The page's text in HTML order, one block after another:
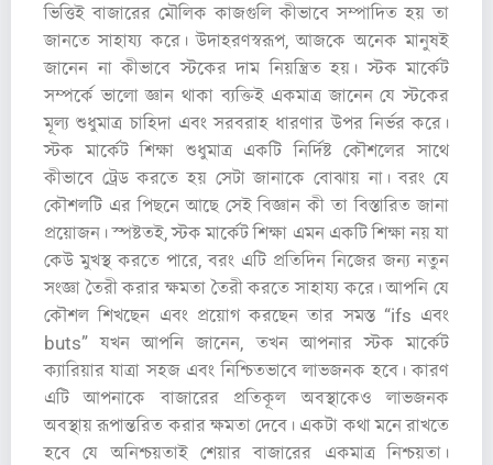
ভিত্তিই বাজারের মৌলিক কাজগুলি কীভাবে সম্পাদিত হয় তা
জানতে সাহায্য করে। উদাহরণস্বরূপ, আজকে অনেক মানুষই
জানেন না কীভাবে স্টকের দাম নিয়ন্ত্রিত হয়। স্টক মার্কেট
সম্পর্কে ভালো জ্ঞান থাকা ব্যক্তিই একমাত্র জানেন যে স্টকের
মূল্য শুধুমাত্র চাহিদা এবং সরবরাহ ধারণার উপর নির্ভর করে।
স্টক মার্কেট শিক্ষা শুধুমাত্র একটি নির্দিষ্ট কৌশলের সাথে
কীভাবে ট্রেড করতে হয় সেটা জানাকে বোঝায় না। বরং যে
কৌশলটি এর পিছনে আছে সেই বিজ্ঞান কী তা বিস্তারিত জানা
প্রয়োজন। স্পষ্টতই, স্টক মার্কেট শিক্ষা এমন একটি শিক্ষা নয় যা
কেউ মুখস্থ করতে পারে, বরং এটি প্রতিদিন নিজের জন্য নতুন
সংজ্ঞা তৈরী করার ক্ষমতা তৈরী করতে সাহায্য করে। আপনি যে
কৌশল শিখছেন এবং প্রয়োগ করছেন তার সমস্ত “ifs এবং
buts” যখন আপনি জানেন, তখন আপনার স্টক মার্কেট
ক্যারিয়ার যাত্রা সহজ এবং নিশ্চিতভাবে লাভজনক হবে। কারণ
এটি আপনাকে বাজারের প্রতিকূল অবস্থাকেও লাভজনক
অবস্থায় রূপান্তরিত করার ক্ষমতা দেবে। একটা কথা মনে রাখতে
হবে যে অনিশ্চয়তাই শেয়ার বাজারের একমাত্র নিশ্চয়তা।